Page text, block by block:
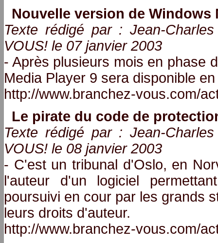
Nouvelle version de Windows
Texte rédigé par : Jean-
VOUS! le 07 janvier 2003
- Après plusieurs mois en phase
Media Player 9 sera disponible
http://www.branchez-vous.com/
Le pirate du code de
Texte rédigé par : Jean-
VOUS! le 08 janvier 2003
- C'est un tribunal d'Oslo, en
l'auteur d'un logiciel
poursuivi en cour par les grands
leurs droits d'auteur.
http://www.branchez-vous.com/